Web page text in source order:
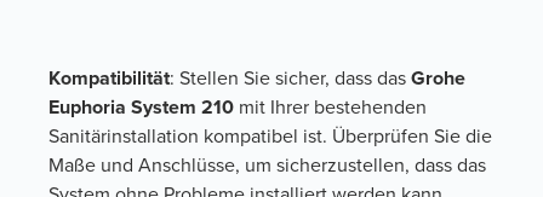
Kompatibilität: Stellen Sie sicher, dass das Grohe
Euphoria System 210 mit Ihrer bestehenden
Sanitärinstallation kompatibel ist. Überprüfen Sie die
Maße und Anschlüsse, um sicherzustellen, dass das